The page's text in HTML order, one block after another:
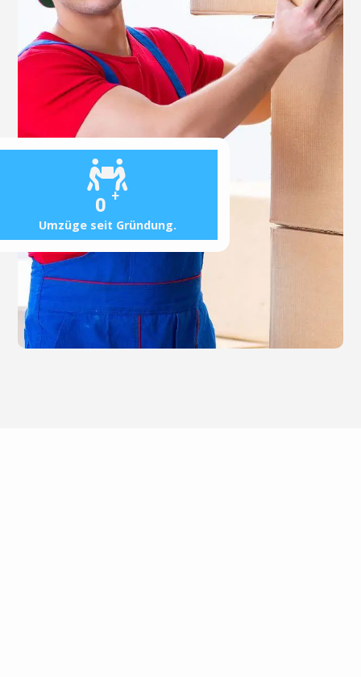
0 +
Umzüge seit Gründung.